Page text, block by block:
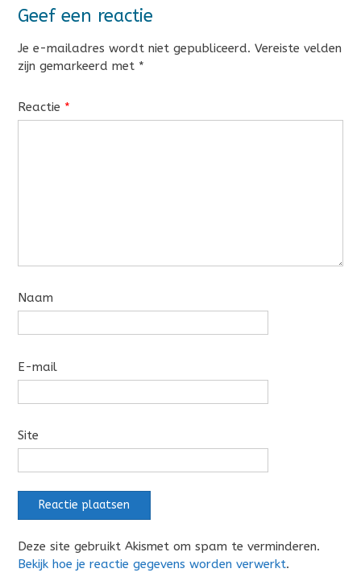
Geef een reactie
Je e-mailadres wordt niet gepubliceerd. Vereiste velden
zijn gemarkeerd met *
Reactie *
Naam
E-mail
Site
Deze site gebruikt Akismet om spam te verminderen.
Bekijk hoe je reactie gegevens worden verwerkt.